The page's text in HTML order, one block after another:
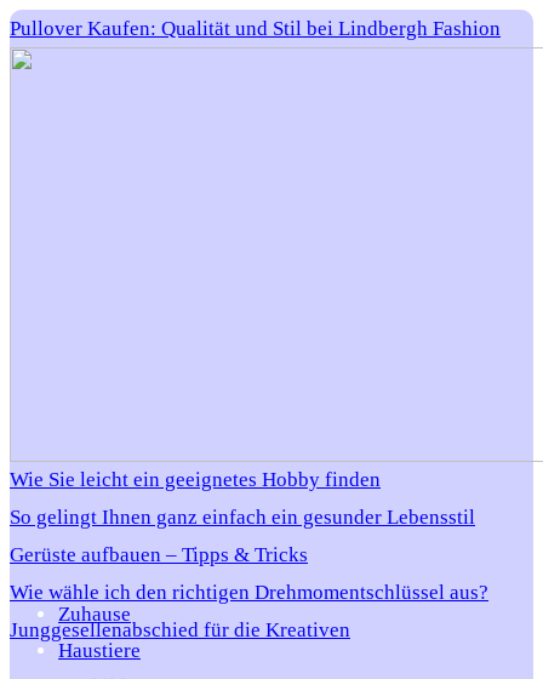
Pullover Kaufen: Qualität und Stil bei Lindbergh Fashion
Wie Sie leicht ein geeignetes Hobby finden
So gelingt Ihnen ganz einfach ein gesunder Lebensstil
Gerüste aufbauen – Tipps & Tricks
Wie wähle ich den richtigen Drehmomentschlüssel aus?
Junggesellenabschied für die Kreativen
Zuhause
Haustiere